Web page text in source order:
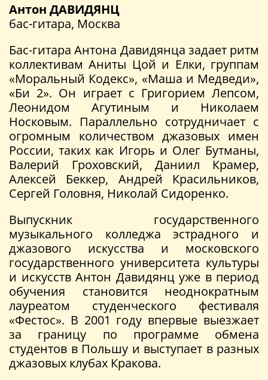
Антон ДАВИДЯНЦ
бас-гитара, Москва
Бас-гитара Антона Давидянца задает ритм
коллективам Аниты Цой и Елки, группам
«Моральный Кодекс», «Маша и Медведи»,
«Би 2». Он играет с Григорием Лепсом,
Леонидом Агутиным и Николаем
Носковым. Параллельно сотрудничает с
огромным количеством джазовых имен
России, таких как Игорь и Олег Бутманы,
Валерий Гроховский, Даниил Крамер,
Алексей Беккер, Андрей Красильников,
Сергей Головня, Николай Сидоренко.
Выпускник государственного
музыкального колледжа эстрадного и
джазового искусства и московского
государственного университета культуры
и искусств Антон Давидянц уже в период
обучения становится неоднократным
лауреатом студенческого фестиваля
«Фестос». В 2001 году впервые выезжает
за границу по программе обмена
студентов в Польшу и выступает в разных
джазовых клубах Кракова.